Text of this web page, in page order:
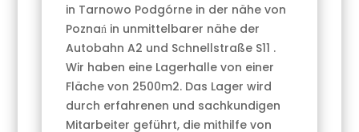
in Tarnowo Podgórne in der nähe von
Poznań in unmittelbarer nähe der
Autobahn A2 und Schnellstraße S11 .
Wir haben eine Lagerhalle von einer
Fläche von 2500m2. Das Lager wird
durch erfahrenen und sachkundigen
Mitarbeiter geführt, die mithilfe von